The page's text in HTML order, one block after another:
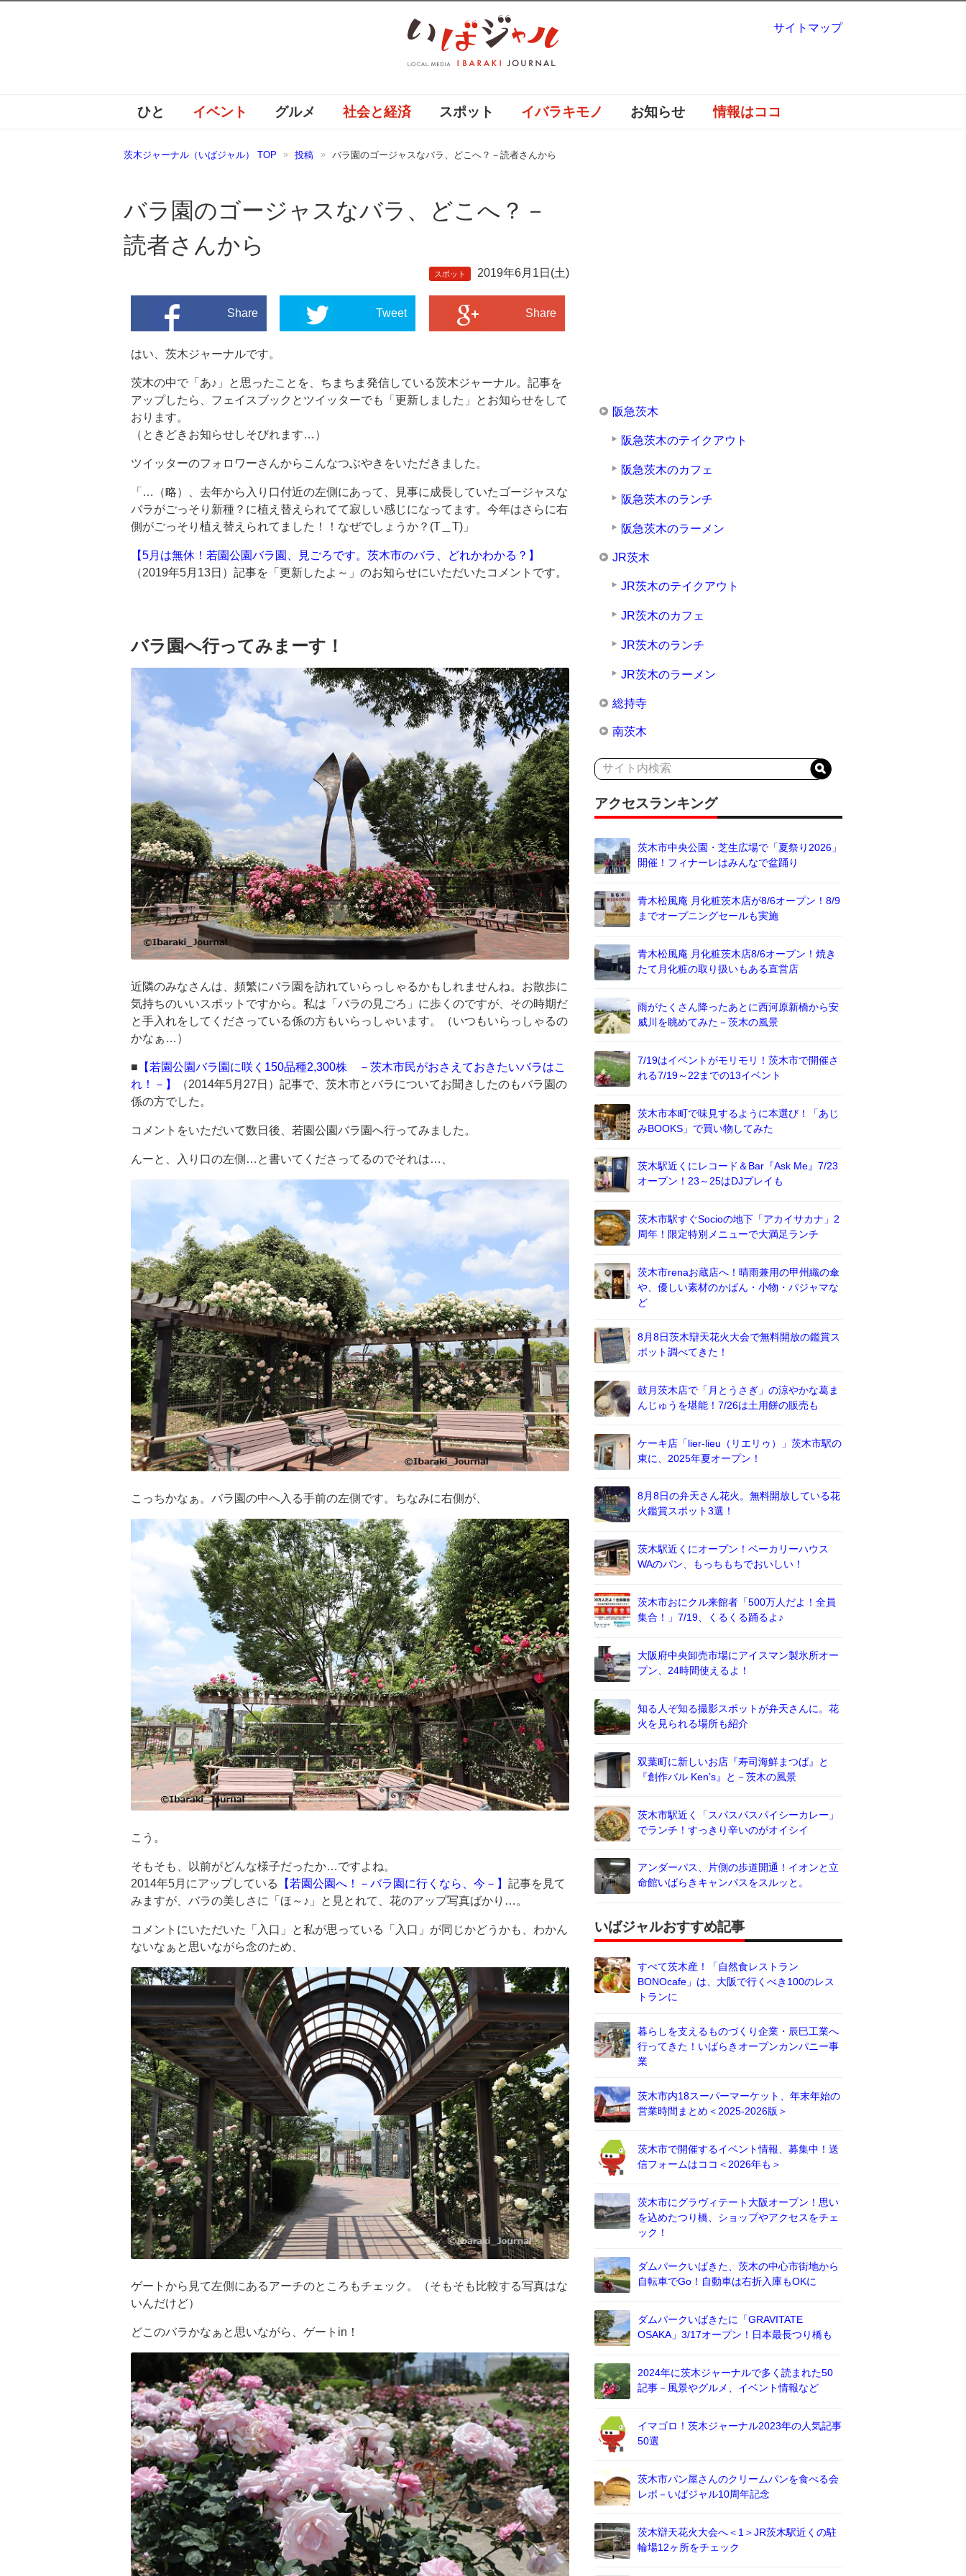
ひと イベント グルメ 社会と経済 スポット イバラキモノ お知らせ 情報はココ
茨木ジャーナル（いばジャル） TOP 投稿 バラ園のゴージャスなバラ、どこへ？－読者さんから
バラ園のゴージャスなバラ、どこへ？－
読者さんから
スポット 2019年6月1日(土)
Share Tweet Share
はい、茨木ジャーナルです。
茨木の中で「あ♪」と思ったことを、ちまちま発信している茨木ジャーナル。記事を
アップしたら、フェイスブックとツイッターでも「更新しました」とお知らせをして
おります。
（ときどきお知らせしそびれます…）
ツイッターのフォロワーさんからこんなつぶやきをいただきました。
「…（略）、去年から入り口付近の左側にあって、見事に成長していたゴージャスな
バラがごっそり新種？に植え替えられてて寂しい感じになってます。今年はさらに右
側がごっそり植え替えられてました！！なぜでしょうか？(T＿T)」
【5月は無休！若園公園バラ園、見ごろです。茨木市のバラ、どれかわかる？】
（2019年5月13日）記事を「更新したよ～」のお知らせにいただいたコメントです。
バラ園へ行ってみまーす！
近隣のみなさんは、頻繁にバラ園を訪れていらっしゃるかもしれませんね。お散歩に
気持ちのいいスポットですから。私は「バラの見ごろ」に歩くのですが、その時期だ
と手入れをしてくださっている係の方もいらっしゃいます。（いつもいらっしゃるの
かなぁ…）
■ 【若園公園バラ園に咲く150品種2,300株 －茨木市民がおさえておきたいバラはこ
れ！－】
（2014年5月27日）記事で、茨木市とバラについてお聞きしたのもバラ園の
係の方でした。
コメントをいただいて数日後、若園公園バラ園へ行ってみました。
んーと、入り口の左側…と書いてくださってるのでそれは…、
こっちかなぁ。バラ園の中へ入る手前の左側です。ちなみに右側が、
こう。
そもそも、以前がどんな様子だったか…ですよね。
2014年5月にアップしている
【若園公園へ！－バラ園に行くなら、今－】 記事を見て
みますが、バラの美しさに「ほ～♪」と見とれて、花のアップ写真ばかり…。
コメントにいただいた「入口」と私が思っている「入口」が同じかどうかも、わかん
ないなぁと思いながら念のため、
ゲートから見て左側にあるアーチのところもチェック。（そもそも比較する写真はな
いんだけど）
どこのバラかなぁと思いながら、ゲートin！
阪急茨木
阪急茨木のテイクアウト
阪急茨木のカフェ
阪急茨木のランチ
阪急茨木のラーメン
JR茨木
JR茨木のテイクアウト
JR茨木のカフェ
JR茨木のランチ
JR茨木のラーメン
総持寺
南茨木
アクセスランキング
茨木市中央公園・芝生広場で「夏祭り2026」
開催！フィナーレはみんなで盆踊り
青木松風庵 月化粧茨木店が8/6オープン！8/9
までオープニングセールも実施
青木松風庵 月化粧茨木店8/6オープン！焼き
たて月化粧の取り扱いもある直営店
雨がたくさん降ったあとに西河原新橋から安
威川を眺めてみた－茨木の風景
7/19はイベントがモリモリ！茨木市で開催さ
れる7/19～22までの13イベント
茨木市本町で味見するように本選び！「あじ
みBOOKS」で買い物してみた
茨木駅近くにレコード＆Bar『Ask Me』7/23
オープン！23～25はDJプレイも
茨木市駅すぐSocioの地下「アカイサカナ」2
周年！限定特別メニューで大満足ランチ
茨木市renaお蔵店へ！晴雨兼用の甲州織の傘
や、優しい素材のかばん・小物・パジャマな
ど
8月8日茨木辯天花火大会で無料開放の鑑賞ス
ポット調べてきた！
鼓月茨木店で「月とうさぎ」の涼やかな葛ま
んじゅうを堪能！7/26は土用餅の販売も
ケーキ店「lier-lieu（リエリゥ）」茨木市駅の
東に、2025年夏オープン！
8月8日の弁天さん花火。無料開放している花
火鑑賞スポット3選！
茨木駅近くにオープン！ベーカリーハウス
WAのパン、もっちもちでおいしい！
茨木市おにクル来館者「500万人だよ！全員
集合！」7/19、くるくる踊るよ♪
大阪府中央卸売市場にアイスマン製氷所オー
プン、24時間使えるよ！
知る人ぞ知る撮影スポットが弁天さんに。花
火を見られる場所も紹介
双葉町に新しいお店『寿司海鮮まつば』と
『創作バル Ken’s』と－茨木の風景
茨木市駅近く「スパスパスパイシーカレー」
でランチ！すっきり辛いのがオイシイ
アンダーパス、片側の歩道開通！イオンと立
命館いばらきキャンパスをスルッと。
いばジャルおすすめ記事
すべて茨木産！「自然食レストラン
BONOcafe」は、大阪で行くべき100のレス
トランに
暮らしを支えるものづくり企業・辰巳工業へ
行ってきた！いばらきオープンカンパニー事
業
茨木市内18スーパーマーケット、年末年始の
営業時間まとめ＜2025-2026版＞
茨木市で開催するイベント情報、募集中！送
信フォームはココ＜2026年も＞
茨木市にグラヴィテート大阪オープン！思い
を込めたつり橋、ショップやアクセスをチェ
ック！
ダムパークいばきた、茨木の中心市街地から
自転車でGo！自動車は右折入庫もOKに
ダムパークいばきたに「GRAVITATE
OSAKA」3/17オープン！日本最長つり橋も
2024年に茨木ジャーナルで多く読まれた50
記事－風景やグルメ、イベント情報など
イマゴロ！茨木ジャーナル2023年の人気記事
50選
茨木市パン屋さんのクリームパンを食べる会
レポ－いばジャル10周年記念
茨木辯天花火大会へ＜1＞JR茨木駅近くの駐
輪場12ヶ所をチェック
サイトマップ